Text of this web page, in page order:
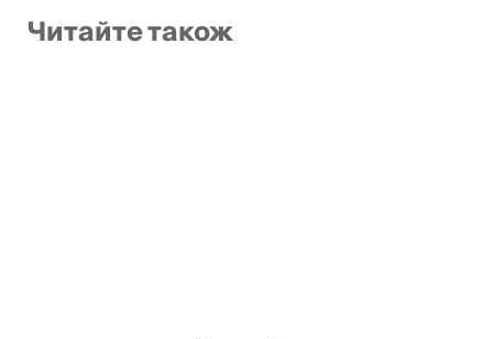
Читайте також